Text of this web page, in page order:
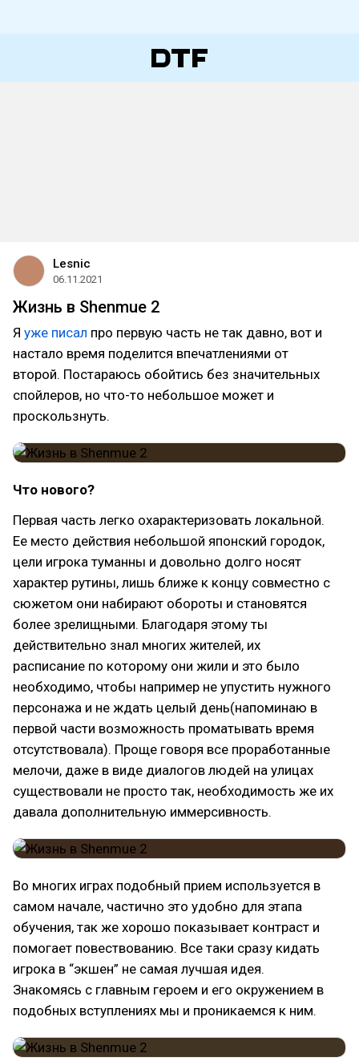
Lesnic
06.11.2021
Жизнь в Shenmue 2
Я уже писал про первую часть не так давно, вот и
настало время поделится впечатлениями от
второй. Постараюсь обойтись без значительных
спойлеров, но что-то небольшое может и
проскользнуть.
Что нового?
Первая часть легко охарактеризовать локальной.
Ее место действия небольшой японский городок,
цели игрока туманны и довольно долго носят
характер рутины, лишь ближе к концу совместно с
сюжетом они набирают обороты и становятся
более зрелищными. Благодаря этому ты
действительно знал многих жителей, их
расписание по которому они жили и это было
необходимо, чтобы например не упустить нужного
персонажа и не ждать целый день(напоминаю в
первой части возможность проматывать время
отсутствовала). Проще говоря все проработанные
мелочи, даже в виде диалогов людей на улицах
существовали не просто так, необходимость же их
давала дополнительную иммерсивность.
Во многих играх подобный прием используется в
самом начале, частично это удобно для этапа
обучения, так же хорошо показывает контраст и
помогает повествованию. Все таки сразу кидать
игрока в “экшен” не самая лучшая идея.
Знакомясь с главным героем и его окружением в
подобных вступлениях мы и проникаемся к ним.